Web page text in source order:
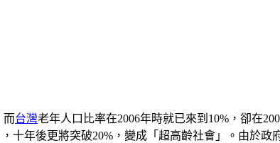
而台灣老年人口比率在2006年時就已來到10%，卻在
十年後更將突破20%，變成「超高齡社會」。由於